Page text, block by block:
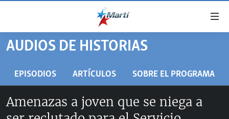
accesibilidad
contenido
Ir
TITULARES
CUBA
DERECHOS HUMANOS
ESTADOS UNIDOS
AMÉRICA LATINA
AUDIOS DE HISTORIAS
EPISODIOS ARTÍCULOS SOBRE EL PROGRAMA
Amenazas a joven que se niega a